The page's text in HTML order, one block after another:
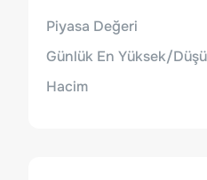
Piyasa Değeri
Günlük En Yüksek/
Hacim